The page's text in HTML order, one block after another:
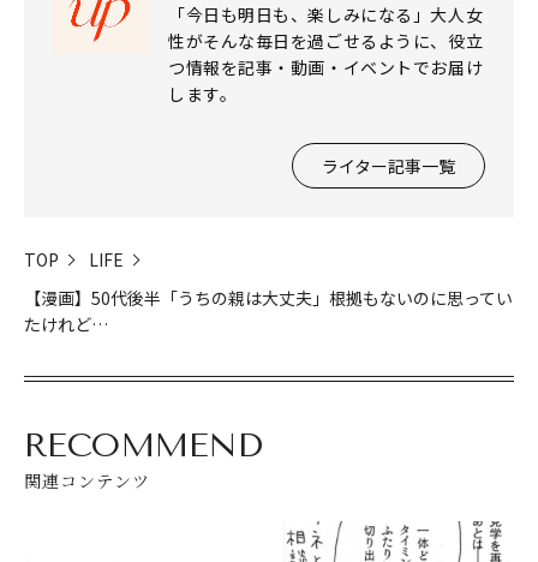
「今日も明日も、楽しみになる」大人女
性がそんな毎日を過ごせるように、役立
つ情報を記事・動画・イベントでお届け
します。
ライター記事一覧
TOP
LIFE
【漫画】50代後半「うちの親は大丈夫」根拠もないのに思ってい
たけれど…
RECOMMEND
関連コンテンツ